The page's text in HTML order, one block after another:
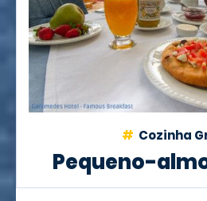
Cozinha
Pequeno-